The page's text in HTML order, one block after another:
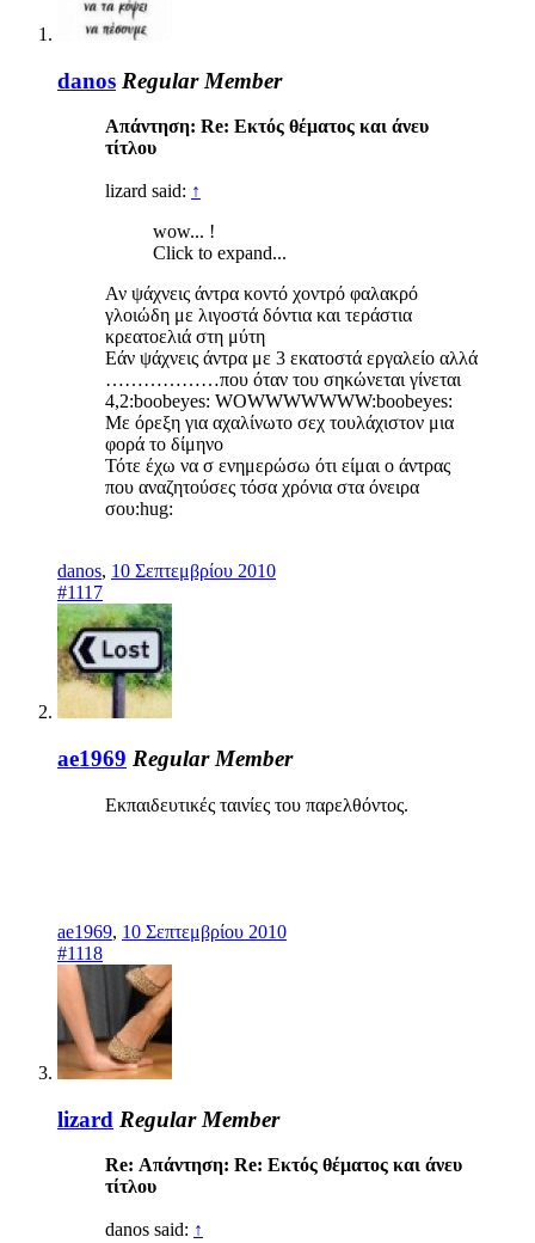
danos Regular Member
Απάντηση: Re: Eκτός θέματος και άνευ
τίτλου
lizard said: ↑
wow... !
Click to expand...
Αν ψάχνεις άντρα κοντό χοντρό φαλακρό
γλοιώδη με λιγοστά δόντια και τεράστια
κρεατοελιά στη μύτη
Εάν ψάχνεις άντρα με 3 εκατοστά εργαλείο αλλά
………………που όταν του σηκώνεται γίνεται
4,2:boobeyes: WOWWWWWWW:boobeyes:
Με όρεξη για αχαλίνωτο σεχ τουλάχιστον μια
φορά το δίμηνο
Τότε έχω να σ ενημερώσω ότι είμαι ο άντρας
που αναζητούσες τόσα χρόνια στα όνειρα
σου:hug:
danos, 10 Σεπτεμβρίου 2010
#1117
ae1969 Regular Member
Εκπαιδευτικές ταινίες του παρελθόντος.
ae1969, 10 Σεπτεμβρίου 2010
#1118
lizard Regular Member
Re: Απάντηση: Re: Eκτός θέματος και άνευ
τίτλου
danos said: ↑